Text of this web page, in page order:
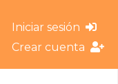
Iniciar sesión
Crear cuenta